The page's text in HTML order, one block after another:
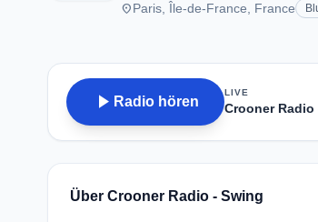
placeParis, Île-de-France, France
play_arrow Radio hören
LIVE
Crooner Radio
Über Crooner Radio - Swing